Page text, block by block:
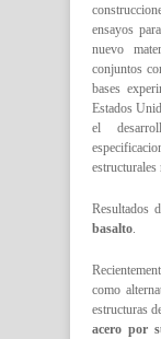
ensayos
nuevo
conjuntos
bases
Estados
el
estructurales
Resultados
basalto.
como
estructuras
acero por